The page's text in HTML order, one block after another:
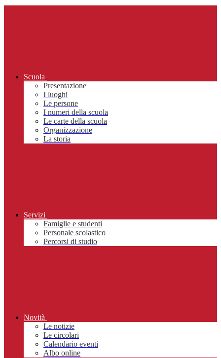
Scuola
Presentazione
I luoghi
Le persone
I numeri della scuola
Le carte della scuola
Organizzazione
La storia
Servizi
Famiglie e studenti
Personale scolastico
Percorsi di studio
Novità
Le notizie
Le circolari
Calendario eventi
Albo online